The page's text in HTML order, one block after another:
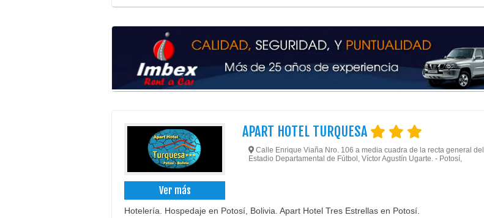
Ver más
APART HOTEL TURQUESA
Calle Enrique Viaña Nro. 106 a media cuadra de la recta general del
Estadio Departamental de Fútbol, Víctor Agustín Ugarte. - Potosí,
Hotelería. Hospedaje en Potosí, Bolivia. Apart Hotel Tres Estrellas en Potosí.